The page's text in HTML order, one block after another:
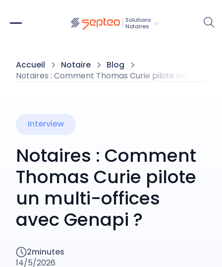
Solutions
Notaires
Accueil Notaire
Blog
Notaires : Comment Thomas Curie pilote un multi-
Interview
Notaires : Comment
Thomas Curie pilote
un multi-offices
avec Genapi ?
2minutes
14/5/2026